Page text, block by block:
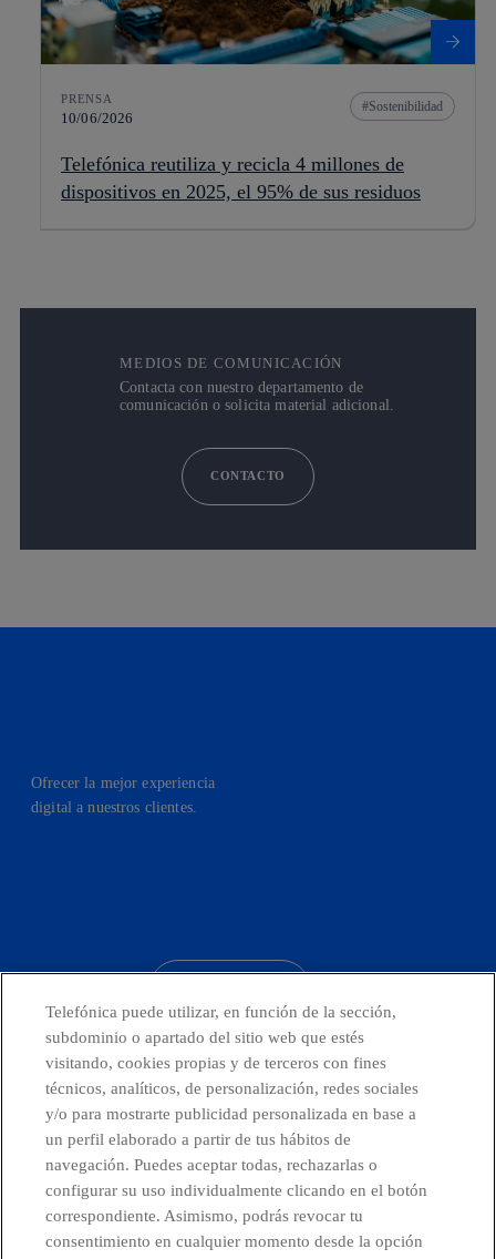
PRENSA
10/06/2026
Sostenibilidad
Telefónica reutiliza y recicla 4 millones de
dispositivos en 2025, el 95% de sus residuos
MEDIOS DE COMUNICACIÓN
Contacta con nuestro departamento de
comunicación o solicita material adicional.
CONTACTO
Ofrecer la mejor experiencia
digital a nuestros clientes.
Telefónica en redes sociales
Canal de Denuncias
Centro Global Transparencia
Telefónica puede utilizar, en función de la sección,
subdominio o apartado del sitio web que estés
visitando, cookies propias y de terceros con fines
técnicos, analíticos, de personalización, redes sociales
y/o para mostrarte publicidad personalizada en base a
un perfil elaborado a partir de tus hábitos de
navegación. Puedes aceptar todas, rechazarlas o
configurar su uso individualmente clicando en el botón
correspondiente. Asimismo, podrás revocar tu
consentimiento en cualquier momento desde la opción